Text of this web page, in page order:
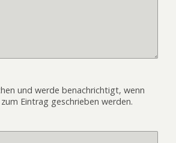
und werde benachrichtigt, wenn
Eintrag geschrieben werden.